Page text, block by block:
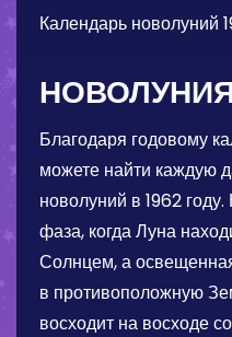
Календарь новолуний
НОВОЛУНИЯ
Благодаря годовому
можете найти каждую
новолуний в 1962
фаза, когда Луна
Солнцем, а
в противоположную
восходит на восходе